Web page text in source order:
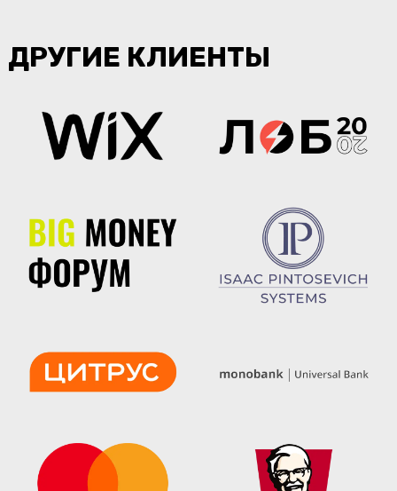
ДРУГИЕ КЛИЕНТЫ